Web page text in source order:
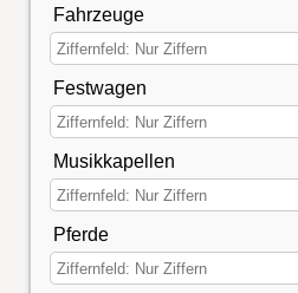
Fahrzeuge
Festwagen
Musikkapellen
Pferde